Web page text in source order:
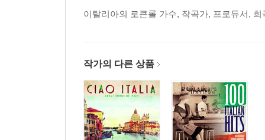
이탈리아의 로큰롤 가수, 작곡가, 프로듀서,
작가의 다른 상품